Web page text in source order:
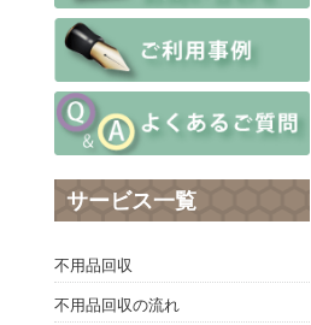
サービス一覧
不用品回収
不用品回収の流れ